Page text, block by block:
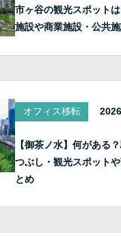
市ヶ谷の観光スポット
施設や商業施設・公共
オフィス移転
【御茶ノ水】何がある
つぶし・観光スポット
とめ